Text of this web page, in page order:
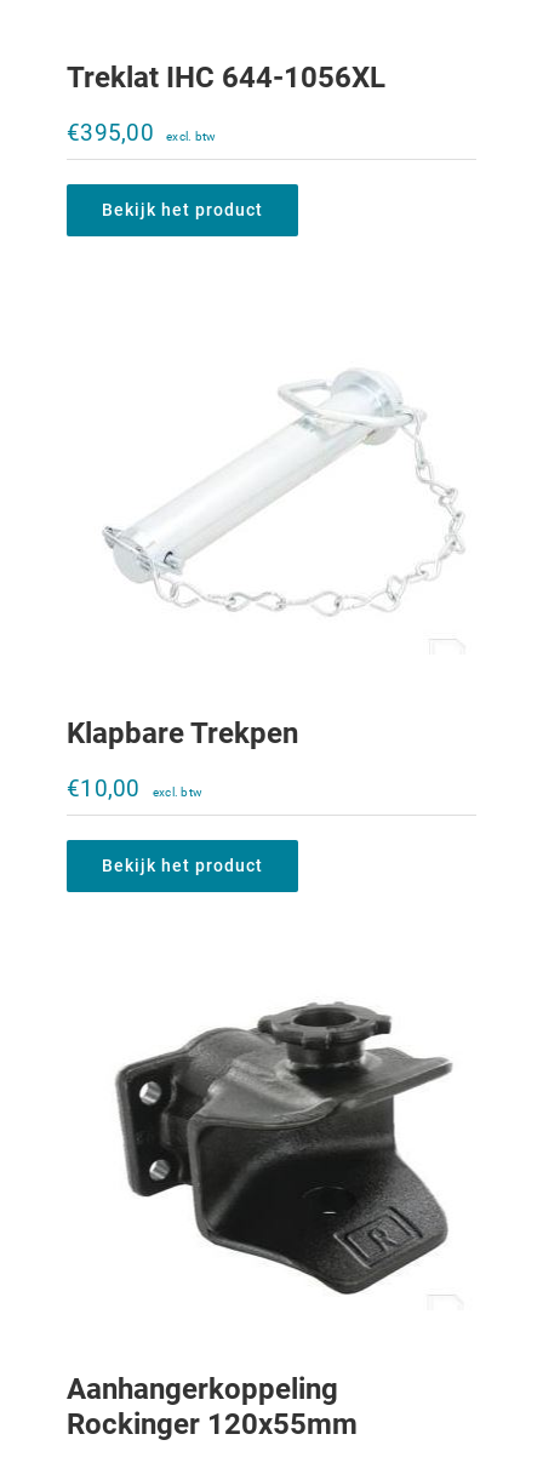
Treklat IHC 644-1056XL
€395,00
Bekijk het product
€10,00
Klapbare Trekpen
€10,00
Bekijk het product
Aanhangerkoppeling Rockinger
€335,00
Aanhangerkoppeling
Rockinger 120x55mm
Aanhangerkoppeling Rockinger